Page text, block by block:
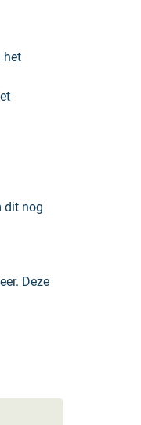
het
dit nog
Deze